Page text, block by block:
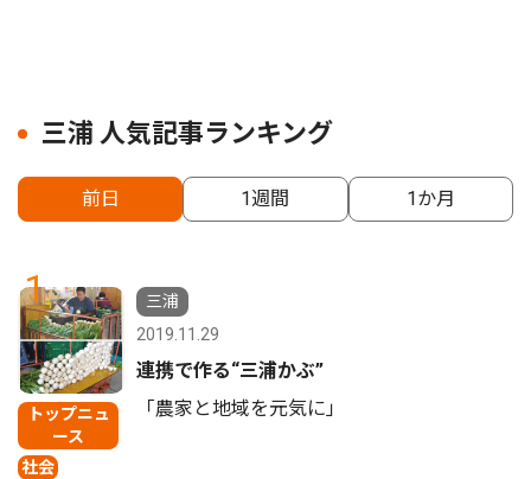
三浦 人気記事ランキング
前日 1週間 1か月
1
トップニュ
ース
社会
三浦
2019.11.29
連携で作る“三浦かぶ”
「農家と地域を元気に」